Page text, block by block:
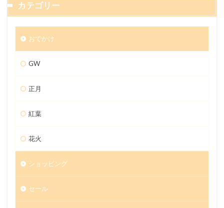
カテゴリー
おでかけ
GW
正月
紅葉
花火
ショッピング
セール